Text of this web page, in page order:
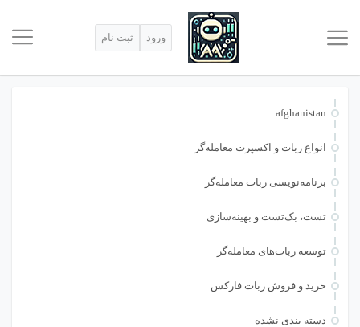
ورود ثبت نام
afghanistan
انواع ربات و اکسپرت معامله‌گر
برنامه‌نویسی ربات معامله‌گر
تست، بک‌تست و بهینه‌سازی
توسعه ربات‌های معامله‌گر
خرید و فروش ربات فارکس
دسته بندی نشده